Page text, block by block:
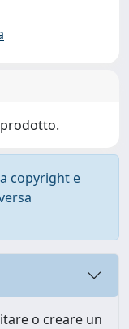
copyright e
o creare un